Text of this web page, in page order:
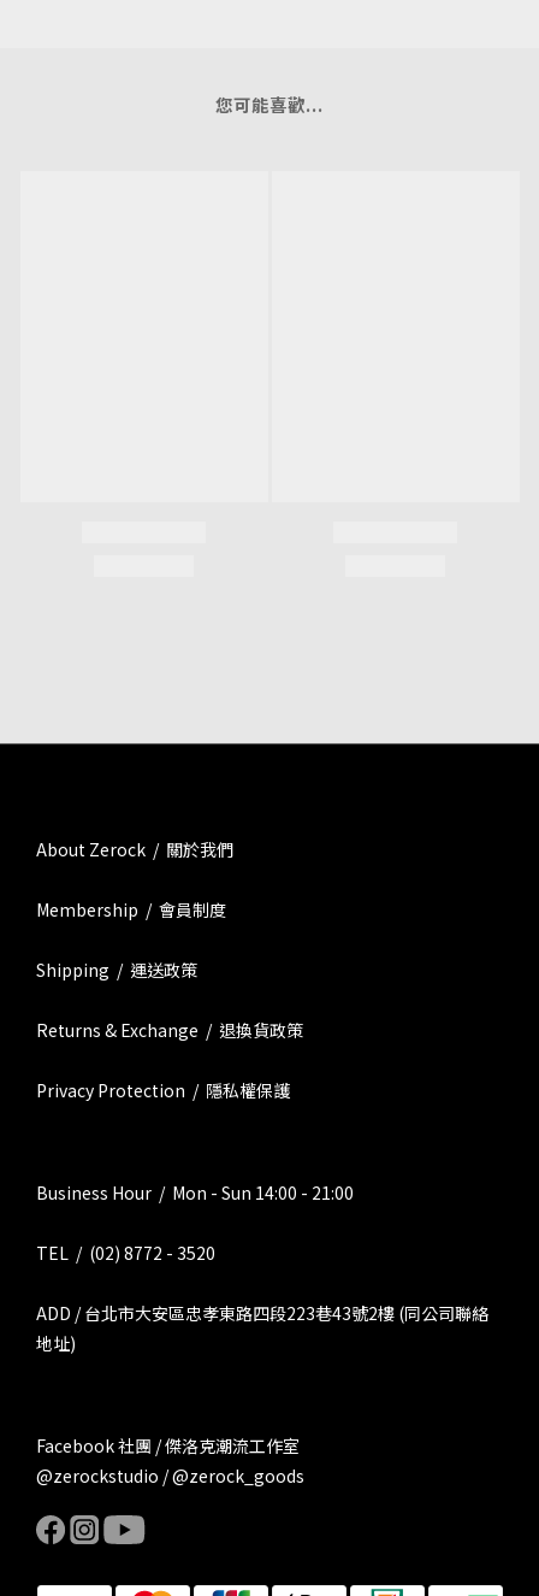
您可能喜歡...
About Zerock / 關於我們
Membership / 會員制度
Shipping / 運送政策
Returns & Exchange / 退換貨政策
Privacy Protection / 隱私權保護
Business Hour / Mon - Sun 14:00 - 21:00
TEL / (02) 8772 - 3520
ADD / 台北市大安區忠孝東路四段223巷43號2樓 (同公司聯絡
地址)
Facebook 社團 / 傑洛克潮流工作室
@zerockstudio / @zerock_goods